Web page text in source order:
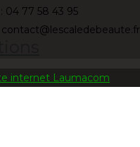
04 77 58 43 95
contact@lescaledebeaute.fr
internet Laumacom